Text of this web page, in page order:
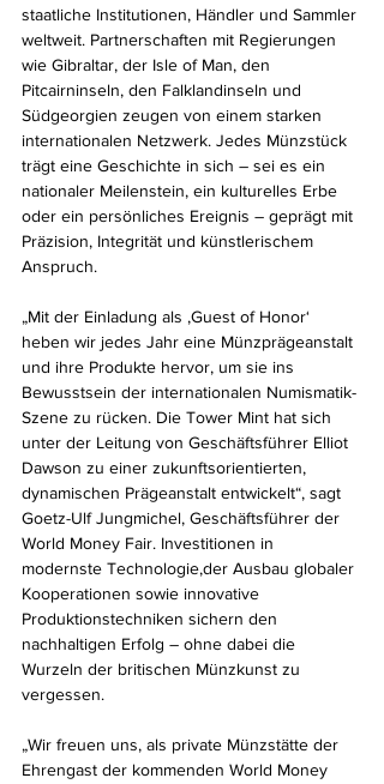
staatliche Institutionen, Händler und Sammler
weltweit. Partnerschaften mit Regierungen
wie Gibraltar, der Isle of Man, den
Pitcairninseln, den Falklandinseln und
Südgeorgien zeugen von einem starken
internationalen Netzwerk. Jedes Münzstück
trägt eine Geschichte in sich – sei es ein
nationaler Meilenstein, ein kulturelles Erbe
oder ein persönliches Ereignis – geprägt mit
Präzision, Integrität und künstlerischem
Anspruch.
„Mit der Einladung als ‚Guest of Honor‘
heben wir jedes Jahr eine Münzprägeanstalt
und ihre Produkte hervor, um sie ins
Bewusstsein der internationalen Numismatik-
Szene zu rücken. Die Tower Mint hat sich
unter der Leitung von Geschäftsführer Elliot
Dawson zu einer zukunftsorientierten,
dynamischen Prägeanstalt entwickelt“, sagt
Goetz-Ulf Jungmichel, Geschäftsführer der
World Money Fair. Investitionen in
modernste Technologie,der Ausbau globaler
Kooperationen sowie innovative
Produktionstechniken sichern den
nachhaltigen Erfolg – ohne dabei die
Wurzeln der britischen Münzkunst zu
vergessen.
„Wir freuen uns, als private Münzstätte der
Ehrengast der kommenden World Money